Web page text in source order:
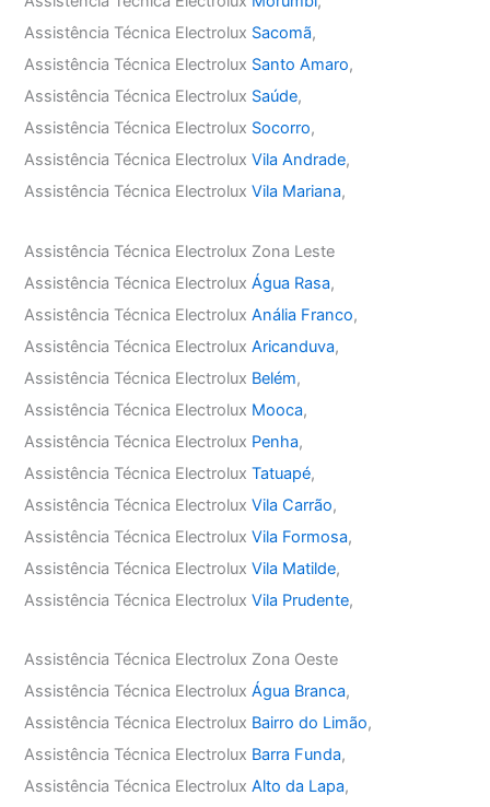
Assistência Técnica Electrolux Sacomã,
Assistência Técnica Electrolux Santo Amaro,
Assistência Técnica Electrolux Saúde,
Assistência Técnica Electrolux Socorro,
Assistência Técnica ElectroluxVila Andrade,
Assistência Técnica ElectroluxVila Mariana,
Assistência Técnica Electrolux Zona Leste
Assistência Técnica ElectroluxÁgua Rasa,
Assistência Técnica ElectroluxAnália Franco,
Assistência Técnica ElectroluxAricanduva,
Assistência Técnica Electrolux Belém,
Assistência Técnica Electrolux Mooca,
Assistência Técnica Electrolux Penha,
Assistência Técnica ElectroluxTatuapé,
Assistência Técnica ElectroluxVila Carrão,
Assistência Técnica ElectroluxVila Formosa,
Assistência Técnica ElectroluxVila Matilde,
Assistência Técnica ElectroluxVila Prudente,
Assistência Técnica Electrolux Zona Oeste
Assistência Técnica ElectroluxÁgua Branca,
Assistência Técnica Electrolux Bairro do Limão,
Assistência Técnica Electrolux Barra Funda,
Assistência Técnica ElectroluxAlto da Lapa,